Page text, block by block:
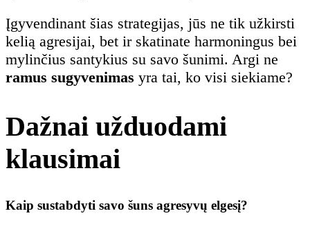
Įgyvendinant šias strategijas, jūs ne tik užkirsti
kelią agresijai, bet ir skatinate harmoningus bei
mylinčius santykius su savo šunimi. Argi ne
ramus sugyvenimas yra tai, ko visi siekiame?
Dažnai užduodami
klausimai
Kaip sustabdyti savo šuns agresyvų elgesį?